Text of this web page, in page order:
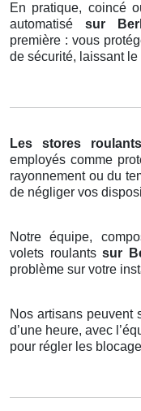
En pratique, coincé
automatisé sur
première : vous
de sécurité, laissant
Les stores roulants
employés comme
rayonnement ou du
de négliger vos
Notre équipe,
volets roulantssur
problème sur votre
Nos artisans peuvent
d’une heure, avec
pour régler les